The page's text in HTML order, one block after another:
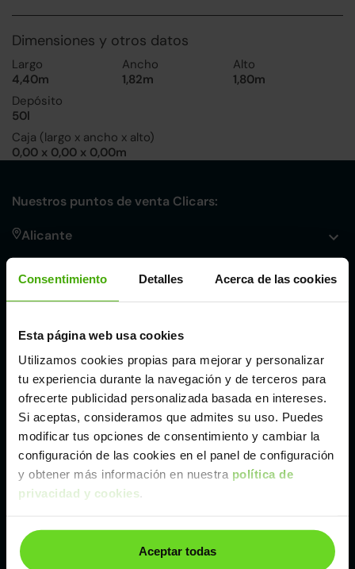
Consentimiento Detalles Acerca de las cookies
Esta página web usa cookies
Utilizamos cookies propias para mejorar y personalizar
tu experiencia durante la navegación y de terceros para
ofrecerte publicidad personalizada basada en intereses.
Si aceptas, consideramos que admites su uso. Puedes
modificar tus opciones de consentimiento y cambiar la
configuración de las cookies en el panel de configuración
y obtener más información en nuestra política de
privacidad y cookies.
Aceptar todas
Dimensiones y otros datos
Largo
4,40m
Ancho
1,82m
Alto
1,80m
Depósito
50l
Caja (largo x ancho x alto)
0,00 x 0,00 x 0,00m
Nuestros puntos de venta Clicars:
Alicante
Córdoba
Madrid
Málaga
Valencia
Zaragoza
Ver Opel Combo N1 de segunda mano y ocasión
Opel Combo N1 de segunda mano y ocasión